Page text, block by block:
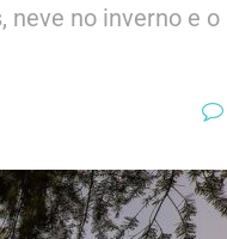
neve no inverno e o